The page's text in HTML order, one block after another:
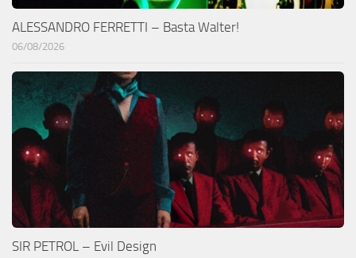
ALESSANDRO FERRETTI – Basta Walter!
06/08/2026
SIR PETROL – Evil Design